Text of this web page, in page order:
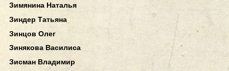
Зимянина Наталья
Зиндер Татьяна
Зинцов Олег
Зинякова Василиса
Зисман Владимир